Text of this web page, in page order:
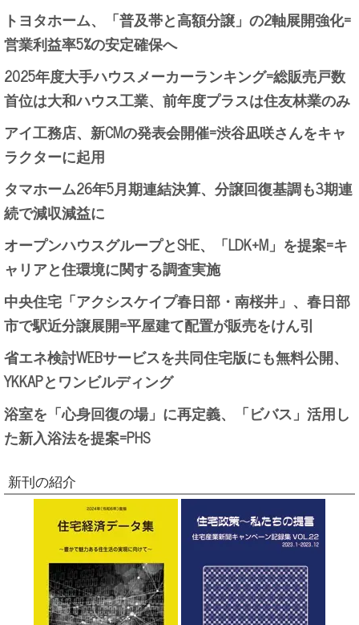
トヨタホーム、「普及帯と高額分譲」の2軸展開強化=
営業利益率5%の安定確保へ
2025年度大手ハウスメーカーランキング=総販売戸数
首位は大和ハウス工業、前年度プラスは住友林業のみ
アイ工務店、新CMの発表会開催=渋谷凪咲さんをキャ
ラクターに起用
タマホーム26年5月期連結決算、分譲回復基調も3期連
続で減収減益に
オープンハウスグループとSHE、「LDK+M」を提案=キ
ャリアと住環境に関する調査実施
中央住宅「アクシスケイプ春日部・南桜井」、春日部
市で駅近分譲展開=平屋建て配置が販売をけん引
省エネ検討WEBサービスを共同住宅版にも無料公開、
YKKAPとワンビルディング
浴室を「心身回復の場」に再定義、「ビバス」活用し
た新入浴法を提案=PHS
新刊の紹介